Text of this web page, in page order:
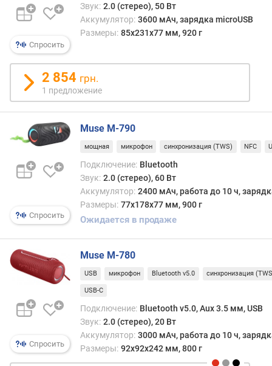
е
в
ы
х
к
д
о
р
о
и
м
т
д
о
р
о
г
х
к
е
ш
Спросить
Звук: 2.0 (стерео), 50 Вт
Аккумулятор: 3600 мАч, зарядка microUSB
Размеры: 85х231х77 мм, 920 г
2 854 грн.
1 предложение
Спросить
Muse M-790
мощная микрофон синхронизация (TWS) NFC
Подключение: Bluetooth
Звук: 2.0 (стерео), 60 Вт
Аккумулятор: 2400 мАч, работа до 10 ч,
Размеры: 77х178х77 мм, 900 г
Ожидается в продаже
Спросить
Muse M-780
USB микрофон Bluetooth v5.0 синхронизация
USB-C
Подключение: Bluetooth v5.0, Aux 3.5 мм, USB
Звук: 2.0 (стерео), 20 Вт
Аккумулятор: 3000 мАч, работа до 10 ч,
Размеры: 92х92х242 мм, 800 г